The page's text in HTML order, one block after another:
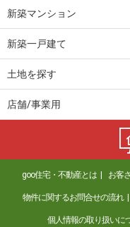
新築マンション
新築一戸建て
土地を探す
店舗/事業用
goo住宅・不動産とは お客
物件に関するお問合せの流れ
個人情報の取り扱いに